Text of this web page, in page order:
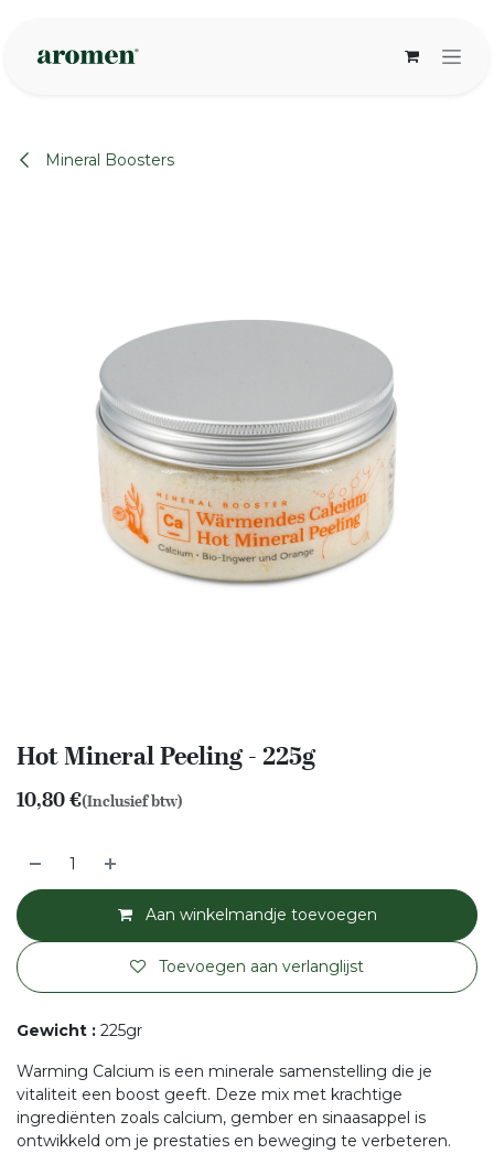
Mineral Boosters
Hot Mineral Peeling - 225g
10,80€(Inclusief btw)
Aan winkelmandje toevoegen
Toevoegen aan verlanglijst
Gewicht : 225gr
Warming Calcium is een minerale samenstelling die je
vitaliteit een boost geeft. Deze mix met krachtige
ingrediënten zoals calcium, gember en sinaasappel is
ontwikkeld om je prestaties en beweging te verbeteren.